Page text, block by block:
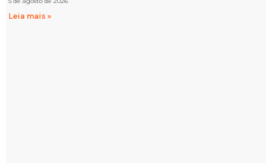
Leia mais »